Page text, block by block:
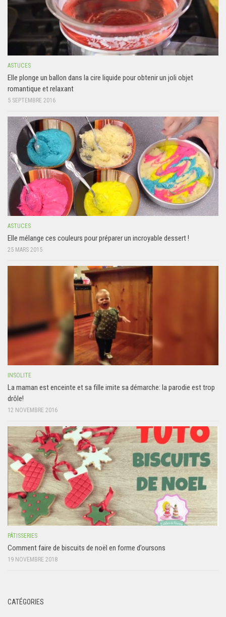
ASTUCES
Elle plonge un ballon dans la cire liquide pour obtenir un joli objet
romantique et relaxant
5 SEPTEMBRE 2016
ASTUCES
Elle mélange ces couleurs pour préparer un incroyable dessert !
25 MARS 2015
INSOLITE
La maman est enceinte et sa fille imite sa démarche: la parodie est trop
drôle!
12 NOVEMBRE 2016
PÂTISSERIES
Comment faire de biscuits de noël en forme d’oursons
19 NOVEMBRE 2018
CATÉGORIES